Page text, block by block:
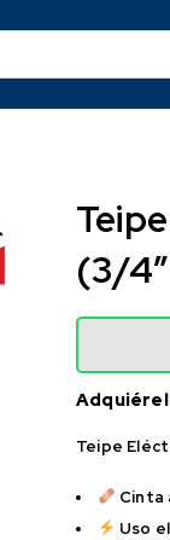
(3/
Teipe
Cinta
Uso